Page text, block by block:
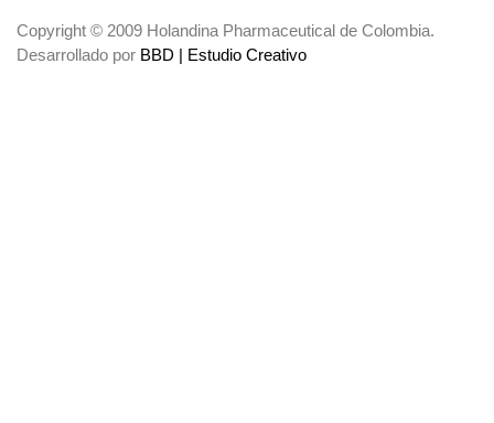
Copyright © 2009 Holandina Pharmaceutical de Colombia.
Desarrollado por BBD | Estudio Creativo